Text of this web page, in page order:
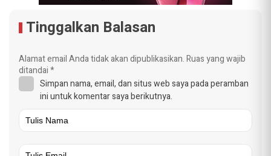
Tinggalkan Balasan
Alamat email Anda tidak akan dipublikasikan.Ruas yang wajib
ditandai*
Simpan nama, email, dan situs web saya pada peramban
ini untuk komentar saya berikutnya.